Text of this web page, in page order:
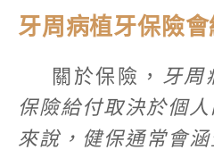
牙周病植牙保險會
關於保險， 牙周
保險給付取決於個
來說，健保通常會